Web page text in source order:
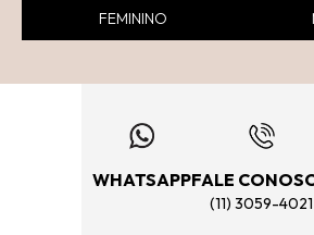
FEMININO
WHATSAPPFALE
(11) 3059-4021